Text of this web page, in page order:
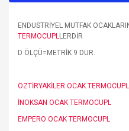
ENDUSTRİYEL MUTFAK
TERMOCUPLLERDİR
D ÖLÇÜ=METRİK 9 DUR.
ÖZTİRYAKİLER OCAK TERMOCUPL
İNOKSAN OCAK TERMOCUPL
EMPERO OCAK TERMOCUPL